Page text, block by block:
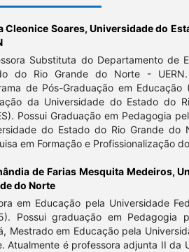
Cleonice Soares,Universidade do
Substituta do Departamento de
do Rio Grande do Norte -
de Pós-Graduação em Educação
da Universidade do Estado do
Possui Graduação em Pedagogia
do Estado do Rio Grande do
em Formação e Profissionalização
de Farias Mesquita Medeiros,
do Norte
em Educação pela Universidade
Possui graduação em Pedagogia
Mestrado em Educação pela
Atualmente é professora adjunta II da